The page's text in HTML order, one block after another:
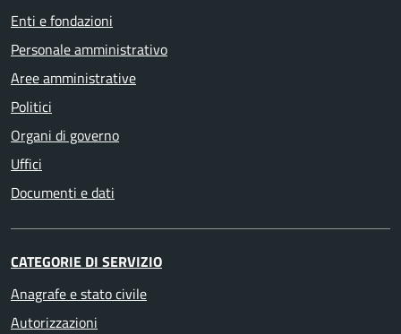
Enti e fondazioni
Personale amministrativo
Aree amministrative
Politici
Organi di governo
Uffici
Documenti e dati
CATEGORIE DI SERVIZIO
Anagrafe e stato civile
Autorizzazioni